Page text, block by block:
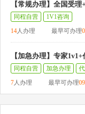
【常规办理】全国受
同程自营
1V1咨询
14人办理 最早可办理
【加急办理】专家
同程自营 加急办理
7人办理 最早可办理